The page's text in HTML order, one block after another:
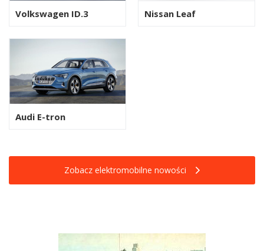
Volkswagen ID.3 Nissan Leaf
Audi E-tron
Zobacz elektromobilne nowości